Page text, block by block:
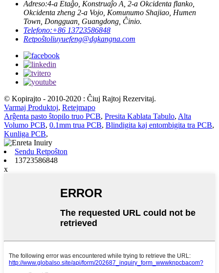
Adreso:4-a Etaĝo, Konstruaĵo A, 2-a Okcidenta flanko,
Okcidenta zheng 2-a Vojo, Komunumo Shajiao, Humen
Town, Dongguan, Guangdong, Ĉinio.
Telefono:+86 13723586848
Retpoŝtoliuyuefeng@dgkangna.com
© Kopirajto - 2010-2020 : Ĉiuj Rajtoj Rezervitaj.
Varmaj Produktoj, Retejmapo
Arĝenta pasto ŝtopilo truo PCB, Presita Kablata Tabulo, Alta
Volumo PCB, 0.1mm trua PCB, Blindigita kaj entombigita tra PCB,
Kunliga PCB,
Sendu Retpoŝton
13723586848
x